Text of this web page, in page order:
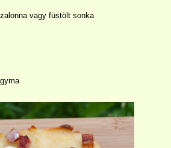
vagy füstölt sonka